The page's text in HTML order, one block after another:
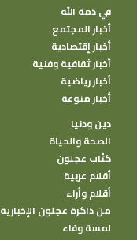
في ذمة الله
أخبار المجتمع
أخبار إقتصادية
أخبار ثقافية وفنية
أخبار رياضية
أخبار منوعة
دين ودنيا
الصحة والحياة
كتًاب عجلون
أقلام عربية
أقلام وأراء
من ذاكرة عجلون الإخبارية
لمسة وفاء